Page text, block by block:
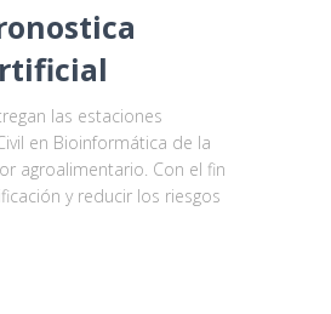
las estaciones
en Bioinformática de la
agroalimentario. Con el fin
y reducir los riesgos